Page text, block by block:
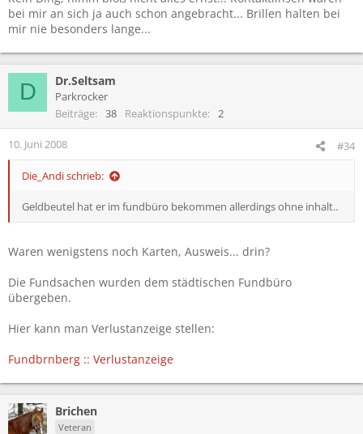
bei mir an sich ja auch schon angebracht... Brillen halten bei
mir nie besonders lange...
D Dr.Seltsam
Parkrocker
Beiträge
38 Reaktionspunkte 2
10. Juni 2008 #34
Die_Andi schrieb:
Geldbeutel hat er im fundbüro bekommen allerdings ohne inhalt..
Waren wenigstens noch Karten, Ausweis... drin?
Die Fundsachen wurden dem städtischen Fundbüro
übergeben.
Hier kann man Verlustanzeige stellen:
Fundbrnberg :: Verlustanzeige
Brichen
Veteran